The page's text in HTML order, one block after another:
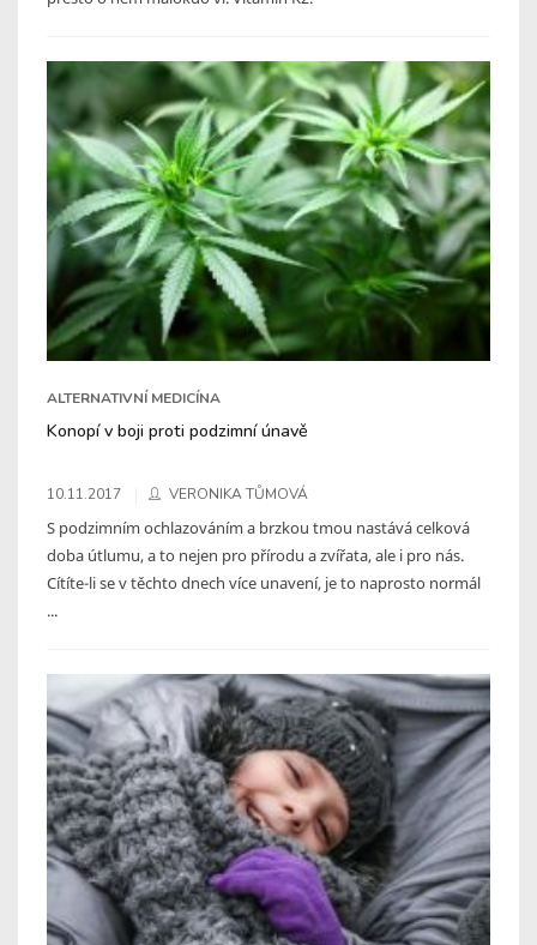
ALTERNATIVNÍ MEDICÍNA
Konopí v boji proti podzimní únavě
10.11.2017 VERONIKA TŮMOVÁ
S podzimním ochlazováním a brzkou tmou nastává celková
doba útlumu, a to nejen pro přírodu a zvířata, ale i pro nás.
Cítíte-li se v těchto dnech více unavení, je to naprosto normál
...